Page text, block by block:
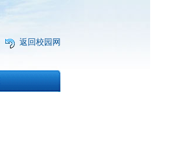
返回校园网